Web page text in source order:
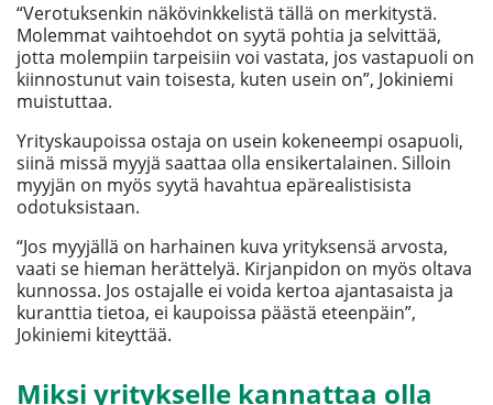
“Verotuksenkin näkövinkkelistä tällä on merkitystä.
Molemmat vaihtoehdot on syytä pohtia ja selvittää,
jotta molempiin tarpeisiin voi vastata, jos vastapuoli on
kiinnostunut vain toisesta, kuten usein on”, Jokiniemi
muistuttaa.
Yrityskaupoissa ostaja on usein kokeneempi osapuoli,
siinä missä myyjä saattaa olla ensikertalainen. Silloin
myyjän on myös syytä havahtua epärealistisista
odotuksistaan.
“Jos myyjällä on harhainen kuva yrityksensä arvosta,
vaati se hieman herättelyä. Kirjanpidon on myös oltava
kunnossa. Jos ostajalle ei voida kertoa ajantasaista ja
kuranttia tietoa, ei kaupoissa päästä eteenpäin”,
Jokiniemi kiteyttää.
Miksi yritykselle kannattaa olla